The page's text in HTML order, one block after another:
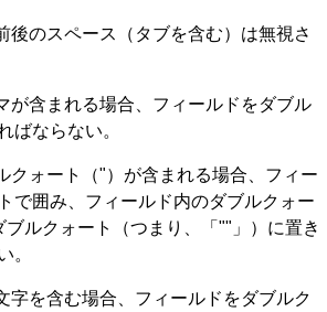
後のスペース（タブを含む）は無視さ
が含まれる場合、フィールドをダブル
ばならない。
クォート（"）が含まれる場合、フィー
で囲み、フィールド内のダブルクォー
ブルクォート（つまり、「""」）に置き
。
字を含む場合、フィールドをダブルク